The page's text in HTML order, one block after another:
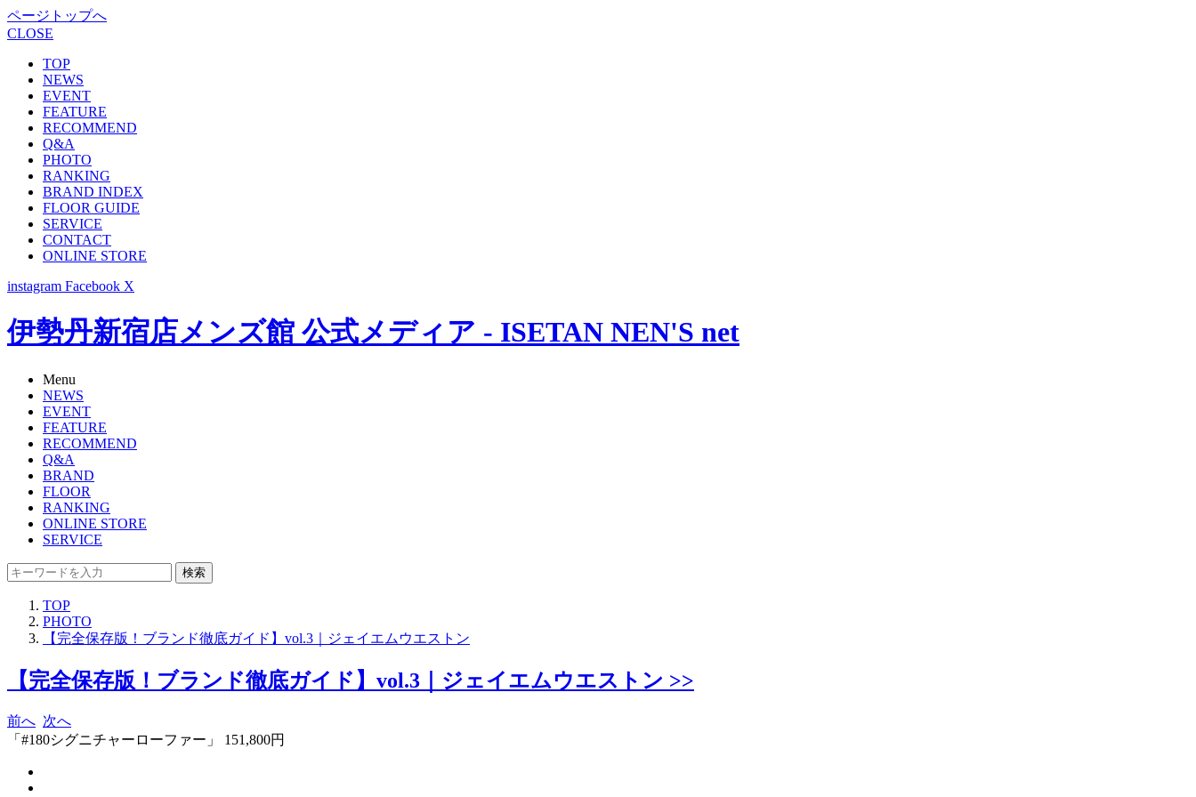
ページトップへ
CLOSE
TOP
NEWS
EVENT
FEATURE
RECOMMEND
Q&A
PHOTO
RANKING
BRAND INDEX
FLOOR GUIDE
SERVICE
CONTACT
ONLINE STORE
instagram Facebook X
伊勢丹新宿店メンズ館 公式メディア - ISETAN NEN'S net
Menu
NEWS
EVENT
FEATURE
RECOMMEND
Q&A
BRAND
FLOOR
RANKING
ONLINE STORE
SERVICE
検索
TOP
PHOTO
【完全保存版！ブランド徹底ガイド】vol.3｜ジェイエムウエストン
【完全保存版！ブランド徹底ガイド】vol.3｜ジェイエムウエストン >>
前へ 次へ
「#180シグニチャーローファー」 151,800円